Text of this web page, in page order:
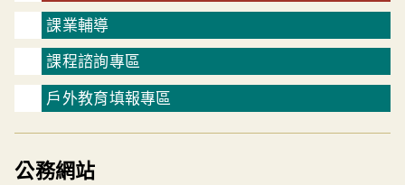
課業輔導
課程諮詢專區
戶外教育填報專區
公務網站